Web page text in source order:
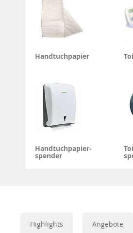
Handtuchpapier
Handtuchpapier-
spender
Highlights Angebote